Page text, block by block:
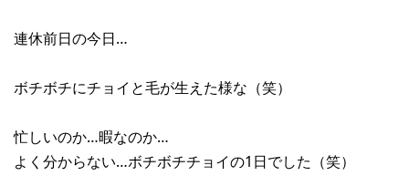
連休前日の今日…
ボチボチにチョイと毛が生えた様な（笑）
忙しいのか…暇なのか…
よく分からない…ボチボチチョイの1日でした（笑）